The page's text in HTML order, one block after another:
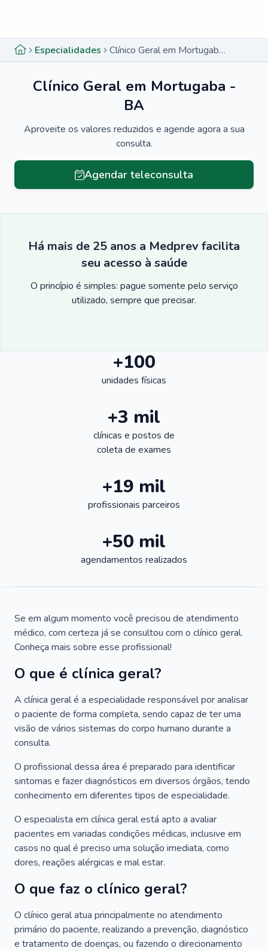
Especialidades Clínico Geral em Mortugaba - BA
Clínico Geral em Mortugaba -
BA
Aproveite os valores reduzidos e agende agora a sua
consulta.
Agendar teleconsulta
Há mais de 25 anos a Medprev facilita
seu acesso à saúde
O princípio é simples: pague somente pelo serviço
utilizado, sempre que precisar.
+100
unidades físicas
+3 mil
clínicas e postos de
coleta de exames
+19 mil
profissionais parceiros
+50 mil
agendamentos realizados
Se em algum momento você precisou de atendimento
médico, com certeza já se consultou com o clínico geral.
Conheça mais sobre esse profissional!
O que é clínica geral?
A clínica geral é a especialidade responsável por analisar
o paciente de forma completa, sendo capaz de ter uma
visão de vários sistemas do corpo humano durante a
consulta.
O profissional dessa área é preparado para identificar
sintomas e fazer diagnósticos em diversos órgãos, tendo
conhecimento em diferentes tipos de especialidade.
O especialista em clínica geral está apto a avaliar
pacientes em variadas condições médicas, inclusive em
casos no qual é preciso uma solução imediata, como
dores, reações alérgicas e mal estar.
O que faz o clínico geral?
O clínico geral atua principalmente no atendimento
primário do paciente, realizando a prevenção, diagnóstico
e tratamento de doenças, ou fazendo o direcionamento